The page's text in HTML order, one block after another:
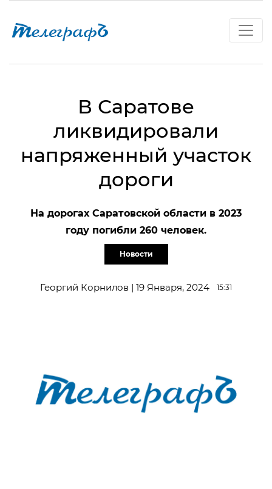
В Саратове
ликвидировали
напряженный участок
дороги
На дорогах Саратовской области в 2023
году погибли 260 человек.
Новости
Георгий Корнилов | 19 Января, 2024 15:31